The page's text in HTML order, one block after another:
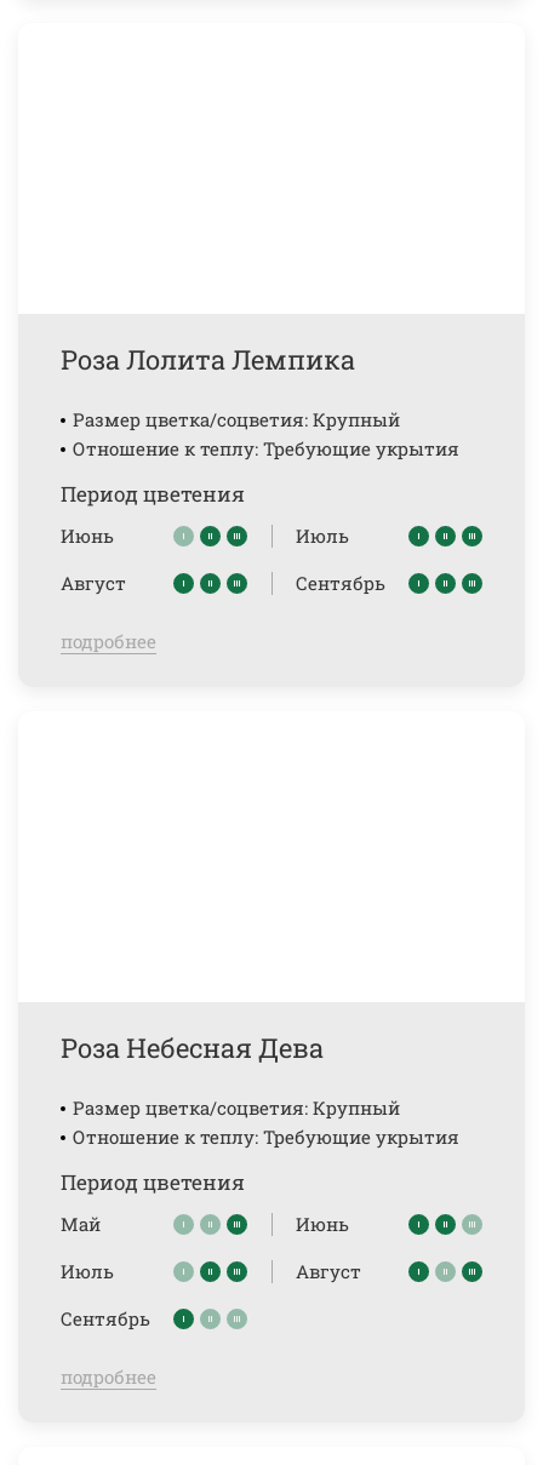
Роза Лолита Лемпика
Размер цветка/соцветия: Крупный
Отношение к теплу: Требующие укрытия
Период цветения
Июнь
Июль
Август
Сентябрь
подробнее
Роза Небесная Дева
Размер цветка/соцветия: Крупный
Отношение к теплу: Требующие укрытия
Период цветения
Май
Июнь
Июль
Август
Сентябрь
подробнее